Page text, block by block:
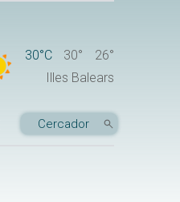
30°C 30°
26°
Illes Balears